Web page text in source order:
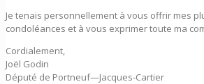
Je tenais personnellement à vous offrir mes
condoléances et à vous exprimer toute ma
Cordialement,
Joël Godin
Député de Portneuf—Jacques-Cartier